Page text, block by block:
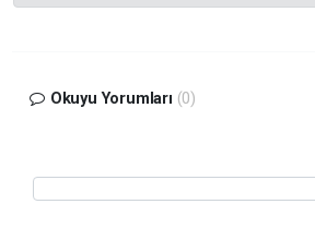
Okuyu Yorumları (0)